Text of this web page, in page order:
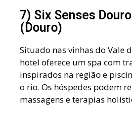
7) Six Senses
(Douro)
Situado nas vinhas do Vale
hotel oferece um spa com
inspirados na região e
o rio. Os hóspedes podem
massagens e terapias